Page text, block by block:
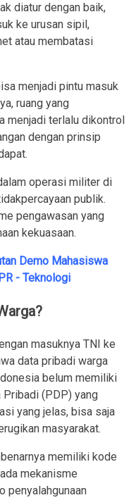
diatur dengan baik,
ke urusan sipil,
atau membatasi
menjadi pintu masuk
ruang yang
menjadi terlalu dikontrol
dengan prinsip
operasi militer di
publik.
pengawasan yang
kekuasaan.
Demo Mahasiswa
- Teknologi
masuknya TNI ke
data pribadi warga
belum memiliki
Pribadi (PDP) yang
yang jelas, bisa saja
masyarakat.
memiliki kode
mekanisme
penyalahgunaan